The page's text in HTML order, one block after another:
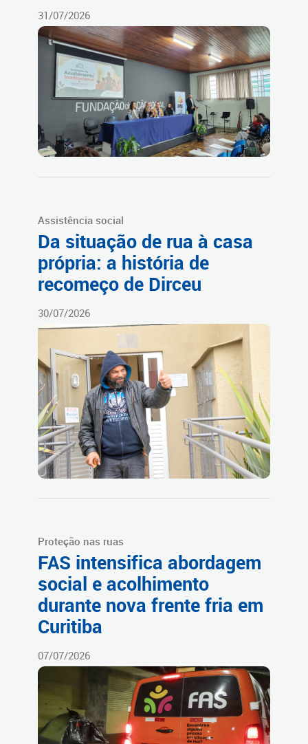
31/07/2026
Assistência social
Da situação de rua à casa
própria: a história de
recomeço de Dirceu
30/07/2026
Proteção nas ruas
FAS intensifica abordagem
social e acolhimento
durante nova frente fria em
Curitiba
07/07/2026